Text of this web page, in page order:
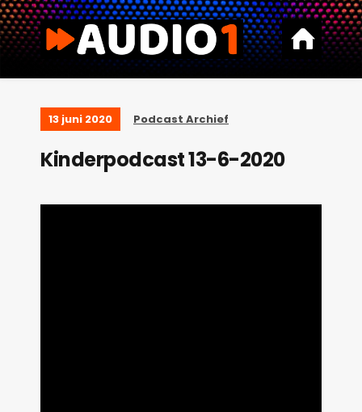
13 juni 2020 Podcast Archief
Kinderpodcast 13-6-2020